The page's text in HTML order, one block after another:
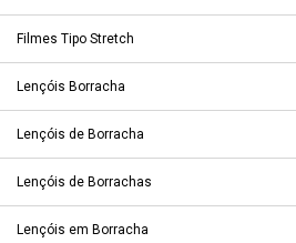
Filmes Tipo Stretch
Lençóis Borracha
Lençóis de Borracha
Lençóis de Borrachas
Lençóis em Borracha